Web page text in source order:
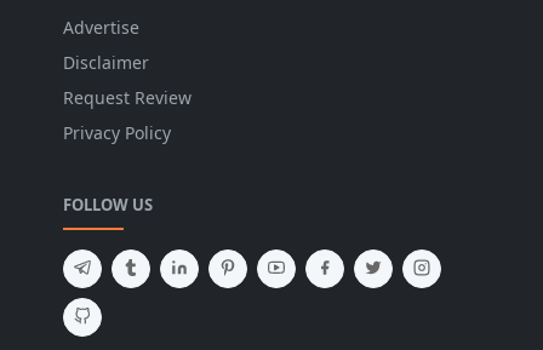
Advertise
Disclaimer
Request Review
Privacy Policy
FOLLOW US